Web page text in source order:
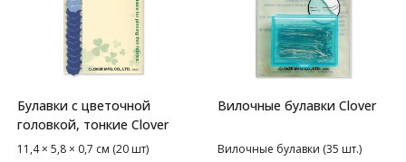
Булавки с цветочной
головкой, тонкие Clover
11,4 × 5,8 × 0,7 см (20 шт)
Вилочные булавки Clover
Вилочные булавки (35 шт.)